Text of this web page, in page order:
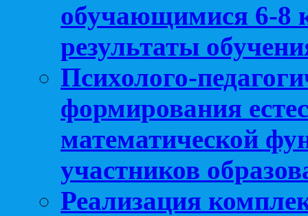
обучающимися 6-8
результаты
Психолого-
формирования
математической
участников
Реализация